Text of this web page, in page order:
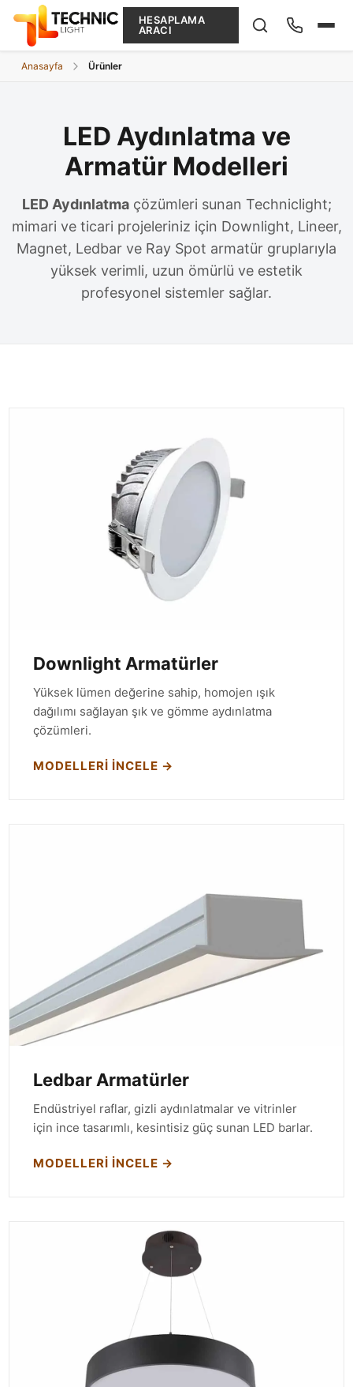
HESAPLAMA
ARACI
Anasayfa Ürünler
LED Aydınlatma ve
Armatür Modelleri
LED Aydınlatmaçözümleri sunan Techniclight;
mimari ve ticari projeleriniz için Downlight, Lineer,
Magnet, Ledbar ve Ray Spot armatür gruplarıyla
yüksek verimli, uzun ömürlü ve estetik
profesyonel sistemler sağlar.
Downlight Armatürler
Yüksek lümen değerine sahip, homojen ışık
dağılımı sağlayan şık ve gömme aydınlatma
çözümleri.
MODELLERI İNCELE →
Ledbar Armatürler
Endüstriyel raflar, gizli aydınlatmalar ve vitrinler
için ince tasarımlı, kesintisiz güç sunan LED barlar.
MODELLERI İNCELE →